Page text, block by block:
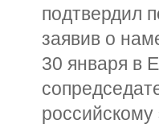
подтвердил
заявив о
30 января в